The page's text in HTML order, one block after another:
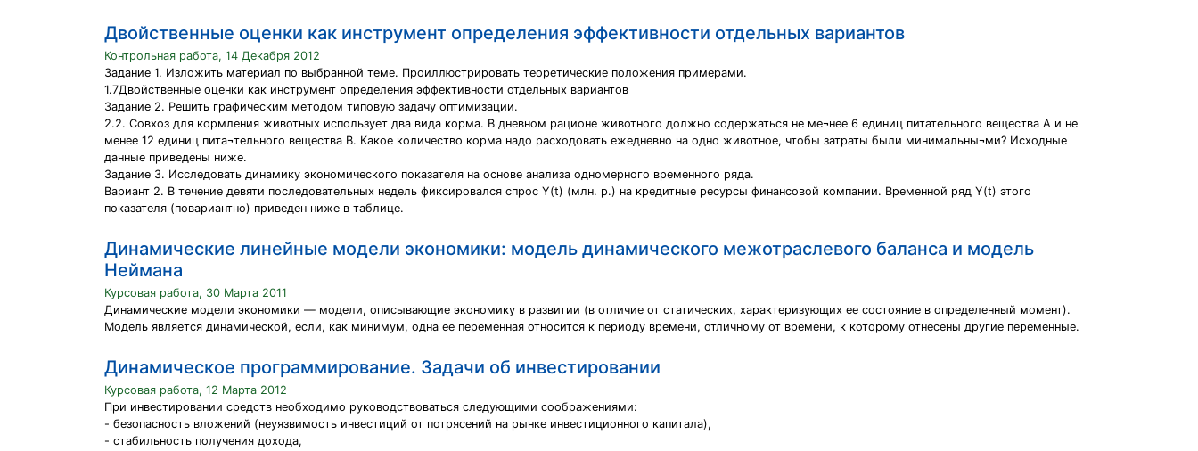
Двойственные оценки как инструмент определения эффективности отдельных вариантов
Контрольная работа, 14 Декабря 2012
Задание 1. Изложить материал по выбранной теме. Проиллюстрировать теоретические положения примерами.
1.7Двойственные оценки как инструмент определения эффективности отдельных вариантов
Задание 2. Решить графическим методом типовую задачу оптимизации.
2.2. Совхоз для кормления животных использует два вида корма. В дневном рационе животного должно содержаться не ме¬нее 6 единиц питательного вещества А и не
менее 12 единиц пита¬тельного вещества В. Какое количество корма надо расходовать ежедневно на одно животное, чтобы затраты были минимальны¬ми? Исходные
данные приведены ниже.
Задание 3. Исследовать динамику экономического показателя на основе анализа одномерного временного ряда.
Вариант 2. В течение девяти последовательных недель фиксировался спрос Y(t) (млн. р.) на кредитные ресурсы финансовой компании. Временной ряд Y(t) этого
показателя (повариантно) приведен ниже в таблице.
Динамические линейные модели экономики: модель динамического межотраслевого баланса и модель
Неймана
Курсовая работа, 30 Марта 2011
Динамические модели экономики — модели, описывающие экономику в развитии (в отличие от статических, характеризующих ее состояние в определенный момент).
Модель является динамической, если, как минимум, одна ее переменная относится к периоду времени, отличному от времени, к которому отнесены другие переменные.
Динамическое программирование. Задачи об инвестировании
Курсовая работа, 12 Марта 2012
При инвестировании средств необходимо руководствоваться следующими соображениями:
- безопасность вложений (неуязвимость инвестиций от потрясений на рынке инвестиционного капитала),
- стабильность получения дохода,